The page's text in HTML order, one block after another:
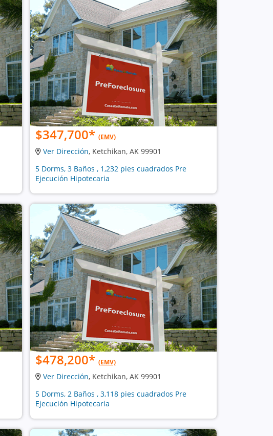
$347,700* (EMV)
Ver Dirección, Ketchikan, AK 99901
5 Dorms, 3 Baños , 1,232 pies cuadrados Pre
Ejecución Hipotecaria
$478,200* (EMV)
Ver Dirección, Ketchikan, AK 99901
5 Dorms, 2 Baños , 3,118 pies cuadrados Pre
Ejecución Hipotecaria